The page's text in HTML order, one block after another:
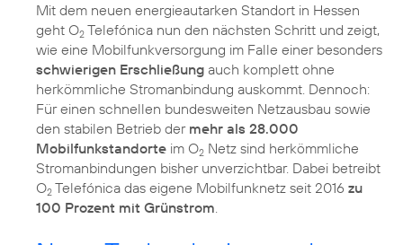
Mit dem neuen energieautarken Standort in Hessen
geht O2 Telefónica nun den nächsten Schritt und zeigt,
wie eine Mobilfunkversorgung im Falle einer besonders
schwierigen Erschließung auch komplett ohne
herkömmliche Stromanbindung auskommt. Dennoch:
Für einen schnellen bundesweiten Netzausbau sowie
den stabilen Betrieb der mehr als 28.000
Mobilfunkstandorte im O2 Netz sind herkömmliche
Stromanbindungen bisher unverzichtbar. Dabei betreibt
O2 Telefónica das eigene Mobilfunknetz seit 2016 zu
100 Prozent mit Grünstrom.